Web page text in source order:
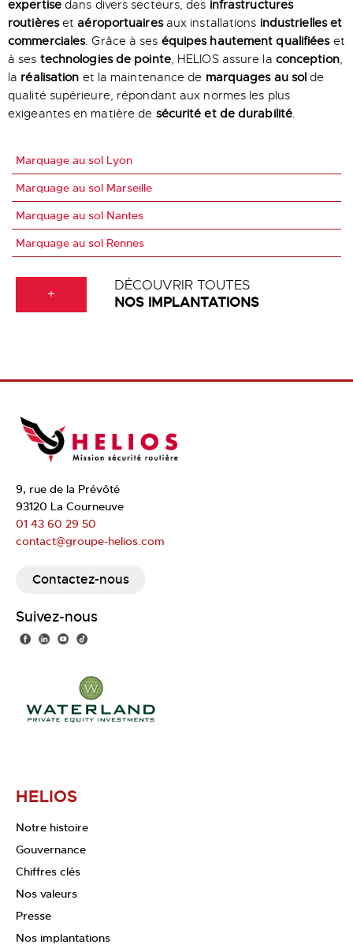
expertisedans divers secteurs, des infrastructures
routièresetaéroportuairesaux installations industrielles et
commerciales. Grâce à ses équipes hautement qualifiéeset
à ses technologies de pointe, HELIOS assure la conception,
la réalisation et la maintenance de marquages au sol de
qualité supérieure, répondant aux normes les plus
exigeantes en matière de sécurité et de durabilité.
Marquage au sol Lyon
Marquage au sol Marseille
Marquage au sol Nantes
Marquage au sol Rennes
+
DÉCOUVRIR TOUTES
NOS IMPLANTATIONS
9, rue de la Prévôté
93120 La Courneuve
01 43 60 29 50
contact@groupe-helios.com
Contactez-nous
Suivez-nous
HELIOS
Notre histoire
Gouvernance
Chiffres clés
Nos valeurs
Presse
Nos implantations